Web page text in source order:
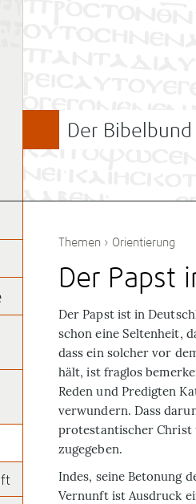
Der Bibelbund
Themen › Orientierung
Der Papst
Der Papst ist in
schon eine Seltenheit,
dass ein solcher vor
hält, ist fraglos
Reden und Predigten
verwundern. Dass
protestantischer Christ
zugegeben.
Indes, seine Betonung
Vernunft ist Ausdruck